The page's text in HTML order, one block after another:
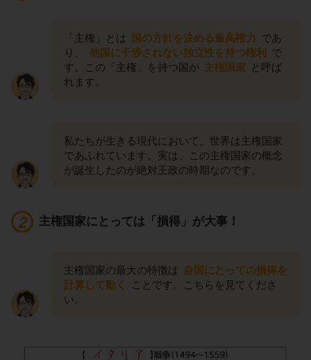
「主権」とは 国の方針を決める最高権力 であ
り、
他国に干渉されない独立性を持つ権利
で
す。この「主権」を持つ国が 主権国家
と呼ば
れます。
私たちが生きる現代において、世界は主権国家
であふれています。実は、この主権国家の概念
が誕生したのが絶対王政の時期なのです。
主権国家にとっては「損得」が大事！
主権国家の最大の特徴は
自国にとっての損得を
計算して動く
ことです。こちらを見てくださ
い。